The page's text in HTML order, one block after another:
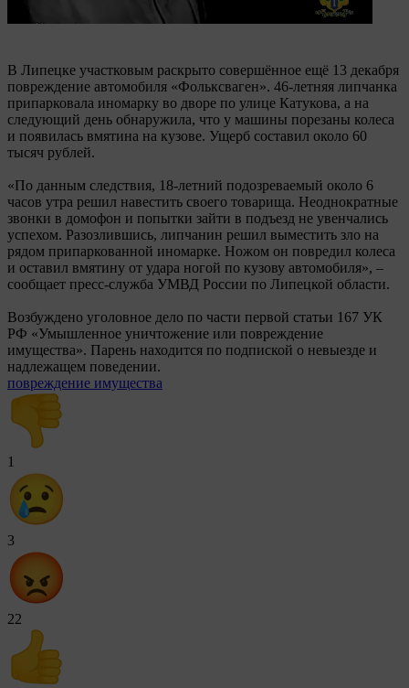
В Липецке участковым раскрыто совершённое ещё 13 декабря
повреждение автомобиля «Фольксваген». 46-летняя липчанка
припарковала иномарку во дворе по улице Катукова, а на
следующий день обнаружила, что у машины порезаны колеса
и появилась вмятина на кузове. Ущерб составил около 60
тысяч рублей.
«По данным следствия, 18-летний подозреваемый около 6
часов утра решил навестить своего товарища. Неоднократные
звонки в домофон и попытки зайти в подъезд не увенчались
успехом. Разозлившись, липчанин решил выместить зло на
рядом припаркованной иномарке. Ножом он повредил колеса
и оставил вмятину от удара ногой по кузову автомобиля», –
сообщает пресс-служба УМВД России по Липецкой области.
Возбуждено уголовное дело по части первой статьи 167 УК
РФ «Умышленное уничтожение или повреждение
имущества». Парень находится по подпиской о невыезде и
надлежащем поведении.
повреждение имущества
1
3
22